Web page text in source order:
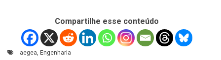
Compartilhe esse conteúdo
aegea Engenharia